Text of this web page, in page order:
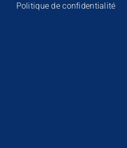
Politique de confidentialité